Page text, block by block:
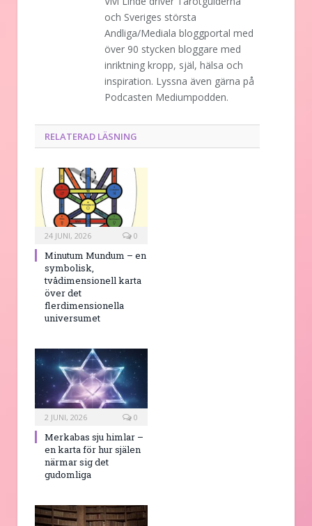
och Sveriges största
Andliga/Mediala bloggportal med
över 90 stycken bloggare med
inriktning kropp, själ, hälsa och
inspiration. Lyssna även gärna på
Podcasten Mediumpodden.
RELATERAD LÄSNING
24 JUNI, 2026 0
Minutum Mundum – en
symbolisk,
tvådimensionell karta
över det
flerdimensionella
universumet
2 JUNI, 2026 0
Merkabas sju himlar –
en karta för hur själen
närmar sig det
gudomliga